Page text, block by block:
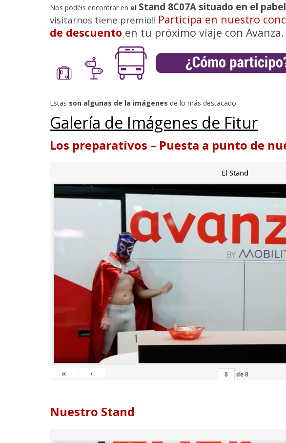
Nos podéis encontrar en el Stand 8C07A situado en el
visitarnos tiene premio!! Participa en nuestro
de descuento en tu próximo viaje con Avanza.
Estas son algunas de la imágenes de lo más destacado.
Galería de Imágenes de Fitur
Los preparativos – Puesta a punto de
El Stand
« ‹ de8
Nuestro Stand